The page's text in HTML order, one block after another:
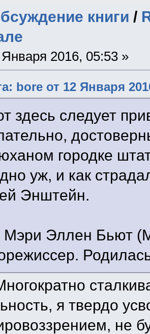
книги /
2016, 05:53 »
bore от 12 Января
здесь следует
городке
уж, и как
Энштейн.
Мэри Эллен Бьют
я твердо
не